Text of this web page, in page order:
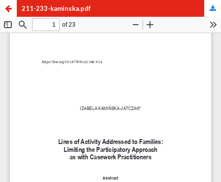
211-233-kaminska.pdf